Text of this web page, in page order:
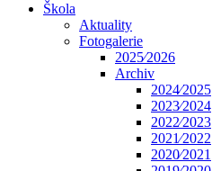
Škola
Aktuality
Fotogalerie
2025⁄2026
Archiv
2024⁄2025
2023⁄2024
2022⁄2023
2021⁄2022
2020⁄2021